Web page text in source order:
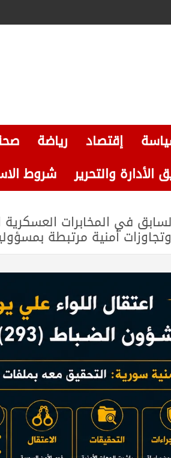
إقتصاد رياضة
الأدارة والتحرير شروط
في المخابرات
أمنية مرتبطة